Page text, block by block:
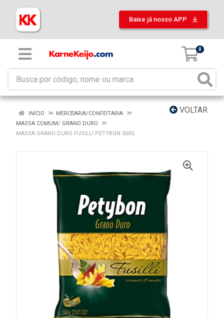
Baixe já nosso APP
0
VOLTAR
INÍCIO
MERCEARIA/CONFEITARIA
MASSA COMUM/ GRANO DURO
MASSA GRANO DURO FUSILLI PETYBON 500G